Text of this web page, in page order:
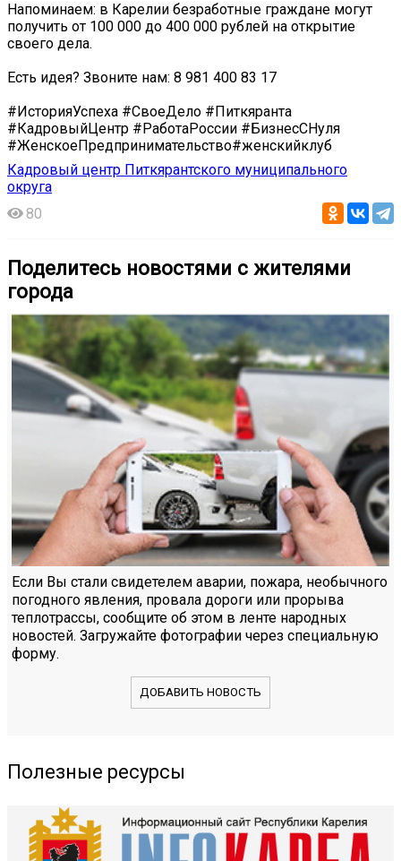
Напоминаем: в Карелии безработные граждане могут
получить от 100 000 до 400 000 рублей на открытие
своего дела.
Есть идея? Звоните нам: 8 981 400 83 17
#ИсторияУспеха #СвоеДело #Питкяранта
#КадровыйЦентр #РаботаРоссии #БизнесСНуля
#ЖенскоеПредпринимательство#женскийклуб
Кадровый центр Питкярантского муниципального
округа
80
Поделитесь новостями с жителями
города
Если Вы стали свидетелем аварии, пожара, необычного
погодного явления, провала дороги или прорыва
теплотрассы, сообщите об этом в ленте народных
новостей. Загружайте фотографии через специальную
форму.
ДОБАВИТЬ НОВОСТЬ
Полезные ресурсы